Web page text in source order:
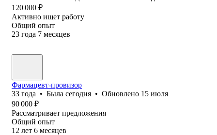
120 000 ₽
Активно ищет работу
Общий опыт
23 года 7 месяцев
Фармацевт-провизор
33 года • Была сегодня • Обновлено 15 июля
90 000 ₽
Рассматривает предложения
Общий опыт
12 лет 6 месяцев